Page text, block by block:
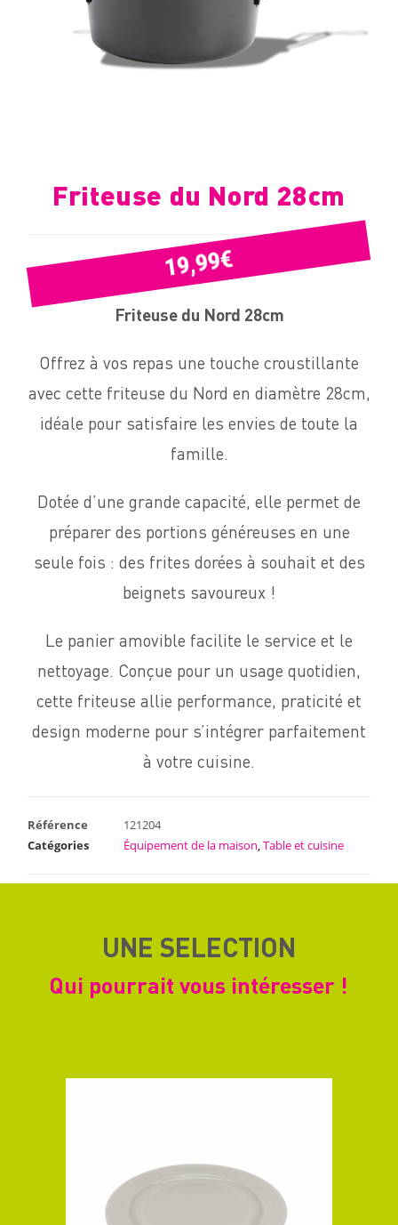
Friteuse du Nord 28cm
19,99€
Friteuse du Nord 28cm
Offrez à vos repas une touche croustillante
avec cette friteuse du Nord en diamètre 28cm,
idéale pour satisfaire les envies de toute la
famille.
Dotée d’une grande capacité, elle permet de
préparer des portions généreuses en une
seule fois : des frites dorées à souhait et des
beignets savoureux !
Le panier amovible facilite le service et le
nettoyage. Conçue pour un usage quotidien,
cette friteuse allie performance, praticité et
design moderne pour s’intégrer parfaitement
à votre cuisine.
Référence
121204
Catégories
Équipement de la maison,Table et cuisine
UNE SELECTION
Qui pourrait vous intéresser !